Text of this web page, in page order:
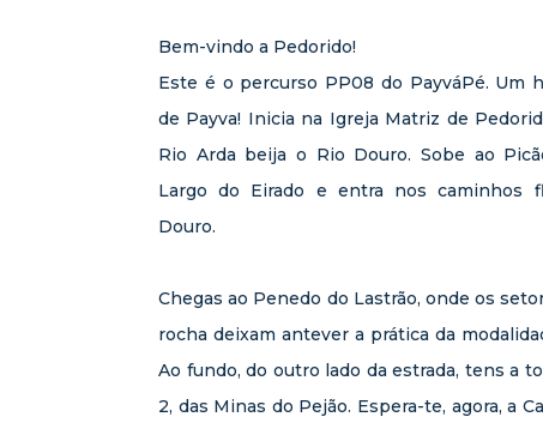
Bem-vindo a Pedorido!
Este é o percurso PP08 do PayváPé. Um
de Payva! Inicia na Igreja Matriz de
Rio Arda beija o Rio Douro. Sobe ao
Largo do Eirado e entra nos caminhos
Douro.
Chegas ao Penedo do Lastrão, onde os
rocha deixam antever a prática da
Ao fundo, do outro lado da estrada, tens a
2, das Minas do Pejão. Espera-te, agora, a